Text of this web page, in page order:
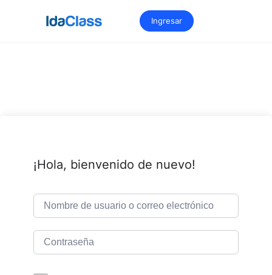
Ingresar
¡Hola, bienvenido de nuevo!